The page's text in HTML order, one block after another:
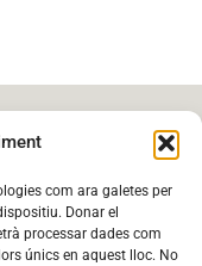
com ara galetes per
Donar el
processar dades com
únics en aquest lloc. No